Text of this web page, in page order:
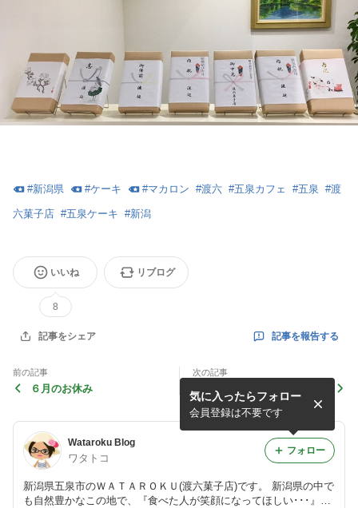
#新潟県 #ケーキ #マカロン #渡六 #五泉カフェ #五泉 #渡
六菓子店 #五泉ケーキ #新潟
いいね
8
リブログ
記事をシェア 記事を報告する
前の記事
６月のお休み
次の記事
Wataroku Blog
ワタトコ
新潟県五泉市のＷＡＴＡＲＯＫＵ(渡六菓子店)です。 新潟県の中で
も自然豊かなこの地で、『食べた人が笑顔になってほしい･･･』を
気に入ったらフォロー
会員登録は不要です
フォロー